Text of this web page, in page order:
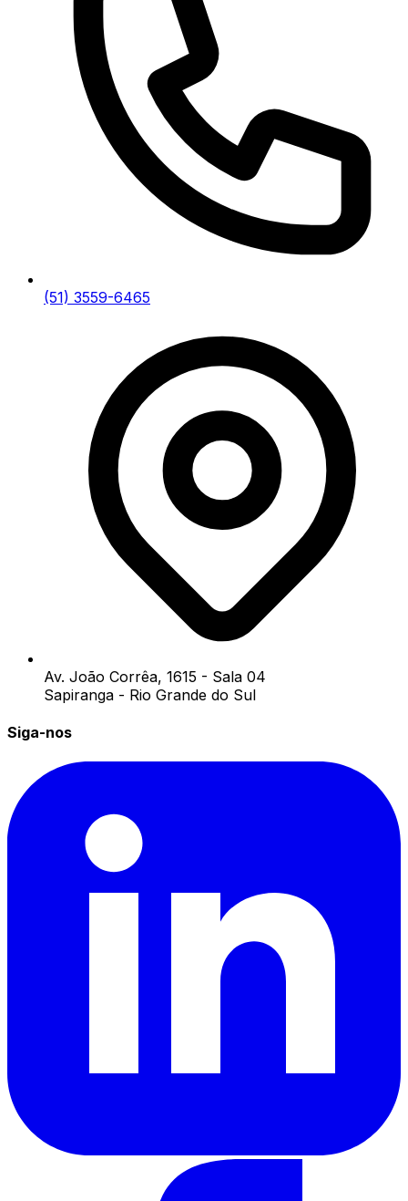
(51) 3559-6465
Av. João Corrêa, 1615 - Sala 04
Sapiranga - Rio Grande do Sul
Siga-nos